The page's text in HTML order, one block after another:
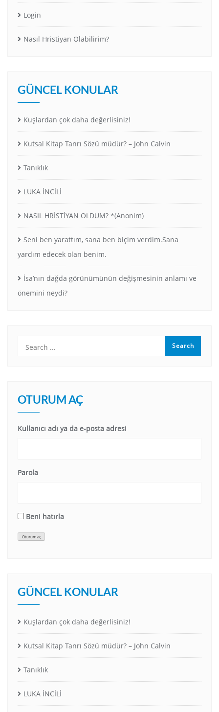
Login
Nasıl Hristiyan Olabilirim?
GÜNCEL KONULAR
Kuşlardan çok daha değerlisiniz!
Kutsal Kitap Tanrı Sözü müdür? – John Calvin
Tanıklık
LUKA İNCİLİ
NASIL HRİSTİYAN OLDUM? *(Anonim)
Seni ben yarattım, sana ben biçim verdim.Sana
yardım edecek olan benim.
İsa’nın dağda görünümünün değişmesinin anlamı ve
önemini neydi?
OTURUM AÇ
Kullanıcı adı ya da e-posta adresi
Parola
Beni hatırla
Oturum aç
GÜNCEL KONULAR
Kuşlardan çok daha değerlisiniz!
Kutsal Kitap Tanrı Sözü müdür? – John Calvin
Tanıklık
LUKA İNCİLİ